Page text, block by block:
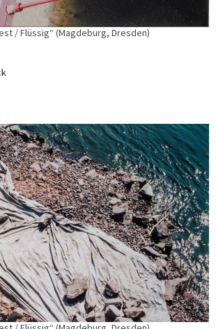
/ Flüssig“ (Magdeburg, Dresden)